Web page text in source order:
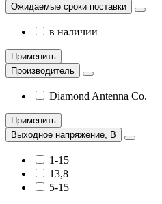
Ожидаемые сроки поставки
в наличии
Применить
Производитель
Diamond Antenna Co.
Применить
Выходное напряжение, В
1-15
13,8
5-15